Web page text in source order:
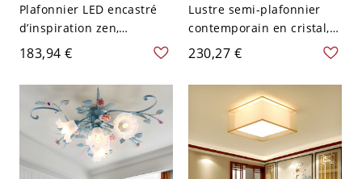
Plafonnier LED encastré
d’inspiration zen,
diffuseur artistique
paysage à l’encre avec
cadre en métal noir - 110
V-120 V 50,8 cm Rond
Blanc
183,94 €
Lustre semi-plafonnier
contemporain en cristal,
plafonnier en métal noir
avec prismes
géométriques - Noir 110
V-120 V 3
230,27 €